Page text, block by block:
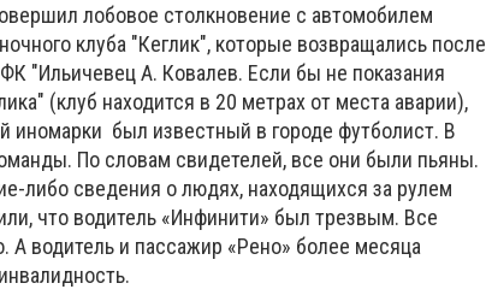
лобовое столкновение с автомобилем
клуба "Кеглик", которые возвращались после
"Ильичевец А. Ковалев. Если бы не показания
(клуб находится в 20 метрах от места аварии),
иномарки был известный в городе футболист. В
По словам свидетелей, все они были пьяны.
либо сведения о людях, находящихся за рулем
что водитель «Инфинити» был трезвым. Все
А водитель и пассажир «Рено» более месяца